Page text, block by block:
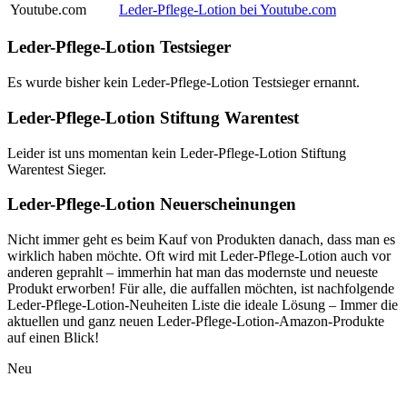
Youtube.com
Leder-Pflege-Lotion bei Youtube.com
Leder-Pflege-Lotion Testsieger
Es wurde bisher kein Leder-Pflege-Lotion Testsieger ernannt.
Leder-Pflege-Lotion Stiftung Warentest
Leider ist uns momentan kein Leder-Pflege-Lotion Stiftung
Warentest Sieger.
Leder-Pflege-Lotion Neuerscheinungen
Nicht immer geht es beim Kauf von Produkten danach, dass man es
wirklich haben möchte. Oft wird mit Leder-Pflege-Lotion auch vor
anderen geprahlt – immerhin hat man das modernste und neueste
Produkt erworben! Für alle, die auffallen möchten, ist nachfolgende
Leder-Pflege-Lotion-Neuheiten Liste die ideale Lösung – Immer die
aktuellen und ganz neuen Leder-Pflege-Lotion-Amazon-Produkte
auf einen Blick!
Neu